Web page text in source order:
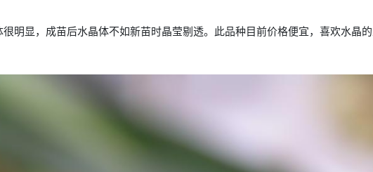
明显，成苗后水晶体不如新苗时晶莹剔透。此品种目前价格便宜，喜欢水晶